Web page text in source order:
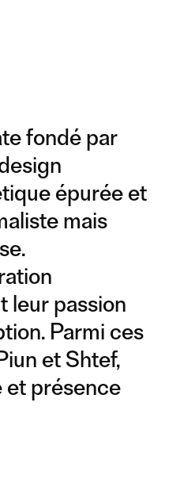
fondé par
épurée et
mais
leur passion
Parmi ces
et Shtef,
et présence